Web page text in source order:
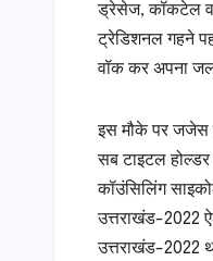
ड्रेसेज, कॉकटेल
ट्रेडिशनल गहने
वॉक कर अपना
इस मौके पर जजेस
सब टाइटल होल्डर
कॉउंसिलिंग
उत्तराखंड-2022
उत्तराखंड-2022